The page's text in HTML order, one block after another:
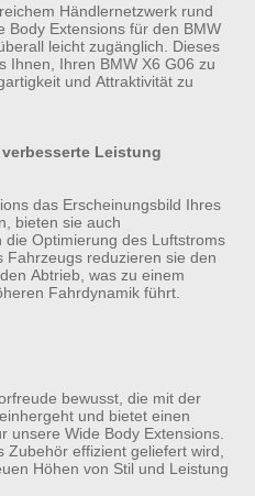
Händlernetzwerk rund
Body Extensions für den BMW
leicht zugänglich. Dieses
Ihnen, Ihren BMW X6 G06 zu
und Attraktivität zu
Leistung
das Erscheinungsbild Ihres
bieten sie auch
Optimierung des Luftstroms
Fahrzeugs reduzieren sie den
Abtrieb, was zu einem
Fahrdynamik führt.
bewusst, die mit der
und bietet einen
unsere Wide Body Extensions.
Zubehör effizient geliefert wird,
Höhen von Stil und Leistung